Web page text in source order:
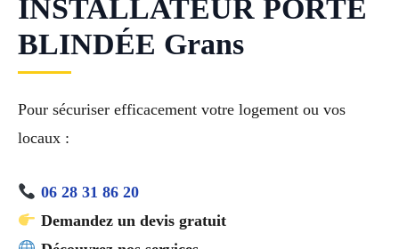
INSTALLATEUR PORTE
BLINDÉE Grans
Pour sécuriser efficacement votre logement ou vos
locaux :
06 28 31 86 20
Demandez un devis gratuit